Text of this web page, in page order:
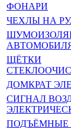
ФОНАРИ
ЧЕХЛЫ НА
ЩЁТКИ
ДОМКРАТ
СИГНАЛ
ПОДЪЁМНЫЕ